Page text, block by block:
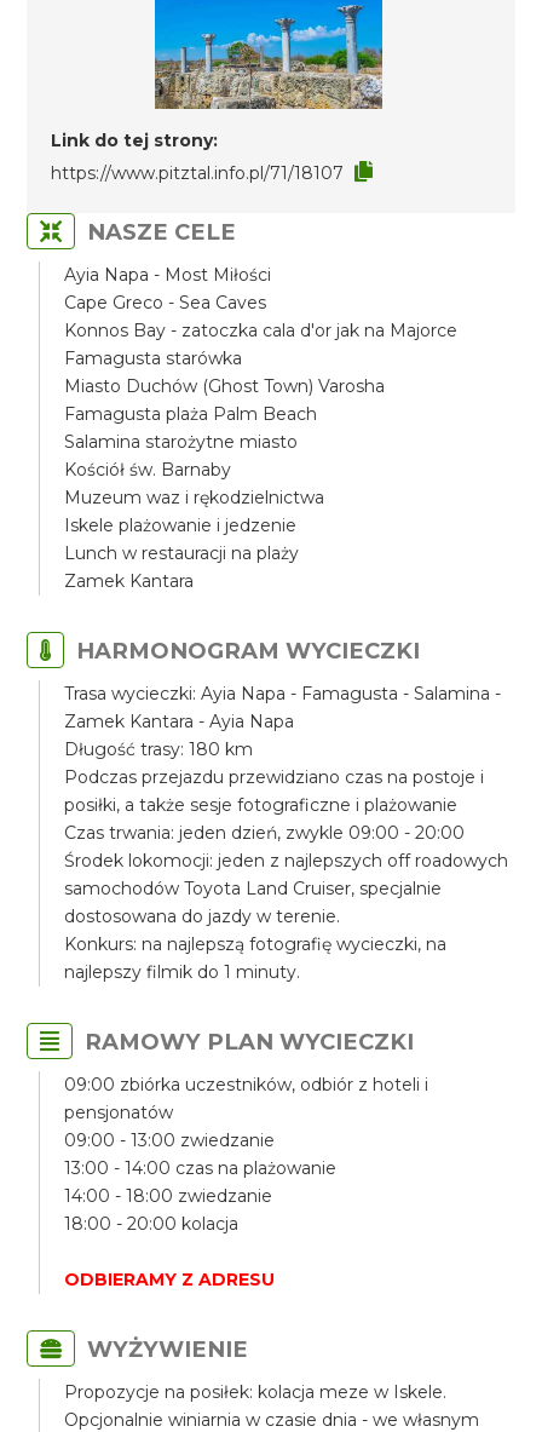
Link do tej strony:
https://www.pitztal.info.pl/71/18107
NASZE CELE
Ayia Napa - Most Miłości
Cape Greco - Sea Caves
Konnos Bay - zatoczka cala d'or jak na Majorce
Famagusta starówka
Miasto Duchów (Ghost Town) Varosha
Famagusta plaża Palm Beach
Salamina starożytne miasto
Kościół św. Barnaby
Muzeum waz i rękodzielnictwa
Iskele plażowanie i jedzenie
Lunch w restauracji na plaży
Zamek Kantara
HARMONOGRAM WYCIECZKI
Trasa wycieczki: Ayia Napa - Famagusta - Salamina -
Zamek Kantara - Ayia Napa
Długość trasy: 180 km
Podczas przejazdu przewidziano czas na postoje i
posiłki, a także sesje fotograficzne i plażowanie
Czas trwania: jeden dzień, zwykle 09:00 - 20:00
Środek lokomocji: jeden z najlepszych off roadowych
samochodów Toyota Land Cruiser, specjalnie
dostosowana do jazdy w terenie.
Konkurs: na najlepszą fotografię wycieczki, na
najlepszy filmik do 1 minuty.
RAMOWY PLAN WYCIECZKI
09:00 zbiórka uczestników, odbiór z hoteli i
pensjonatów
09:00 - 13:00 zwiedzanie
13:00 - 14:00 czas na plażowanie
14:00 - 18:00 zwiedzanie
18:00 - 20:00 kolacja
ODBIERAMY Z ADRESU
WYŻYWIENIE
Propozycje na posiłek: kolacja meze w Iskele.
Opcjonalnie winiarnia w czasie dnia - we własnym